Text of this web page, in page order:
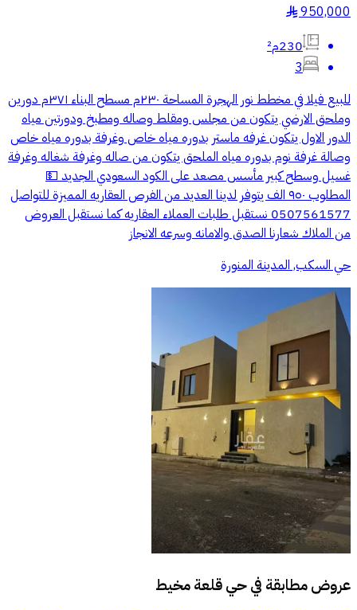
950,000
§
230م²
3
للبيع فيلا في مخطط نور الهجرة المساحة ٢٣٠م مسطح البناء ٣٧١م دورين
وملحق الارضي يتكون من مجلس ومقلط وصاله ومطبخ ودورتين مياه
الدور الاول يتكون غرفه ماستر بدوره مياه خاص وغرفة بدوره مياه خاص
وصالة غرفة نوم بدوره مياه الملحق يتكون من صاله وغرفة شغاله وغرفة
غسيل وسطح كبير مأسس مصعد على الكود السعودي الجديد 💵
المطلوب ٩٥٠ الف يتوفر لدينا العديد من الفرص العقاريه المميزة للتواصل
0507561577 نستقبل طلبات العملاء العقاريه كما نستقبل العروض
من الملاك شعارنا الصدق والامانه وسرعه الانجاز
حي السكب, المدينة المنورة
عروض مطابقة فيحي قلعة مخيط